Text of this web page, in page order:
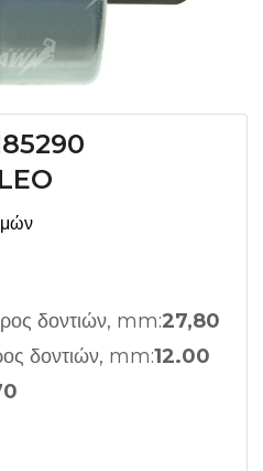
δοντιών, mm:27,80
δοντιών, mm:12.00